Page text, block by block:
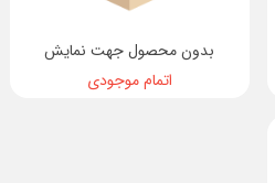
بدون محصول جهت نمایش
اتمام موجودی